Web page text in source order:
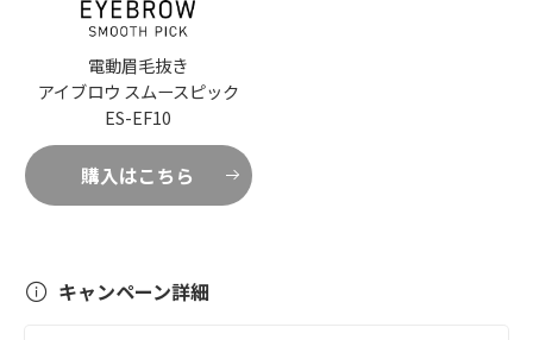
電動眉毛抜き
アイブロウ スムースピック
ES-EF10
購入はこちら
キャンペーン詳細